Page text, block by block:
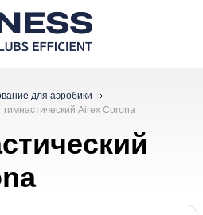
для аэробики
гимнастический Airex Corona